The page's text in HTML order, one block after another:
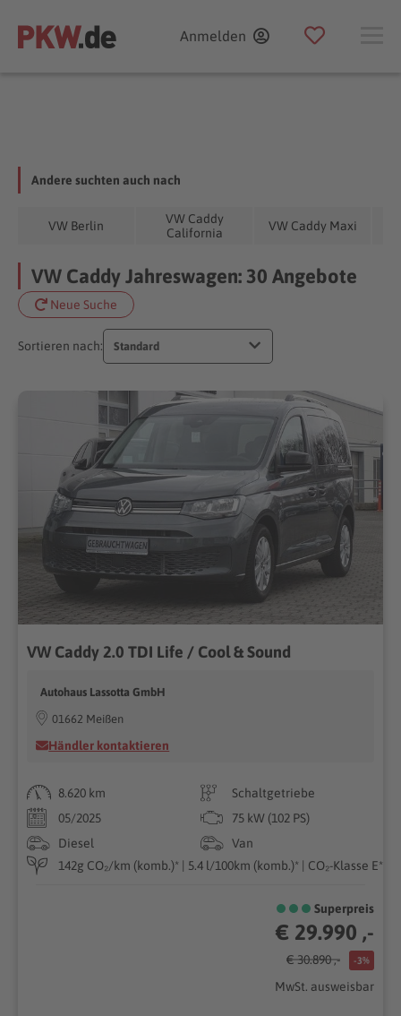
Anmelden
Andere suchten auch nach
VW Berlin
VW Caddy
California
VW Caddy Maxi
VW Caddy Jahreswagen: 30 Angebote
Neue Suche
Sortieren nach: Standard
VW Caddy 2.0 TDI Life / Cool & Sound
Autohaus Lassotta GmbH
01662 Meißen
Händler kontaktieren
8.620 km
Schaltgetriebe
05/2025
75 kW (102 PS)
Diesel
Van
142g CO₂/km (komb.)* | 5.4 l/100km (komb.)* | CO₂-Klasse E*
Superpreis
€ 29.990 ,-
€ 30.890 ,- -3%
MwSt. ausweisbar